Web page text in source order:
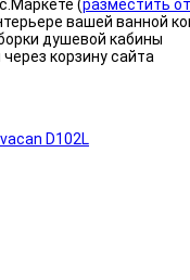
(разместить
вашей ванной
душевой кабины
корзину сайта